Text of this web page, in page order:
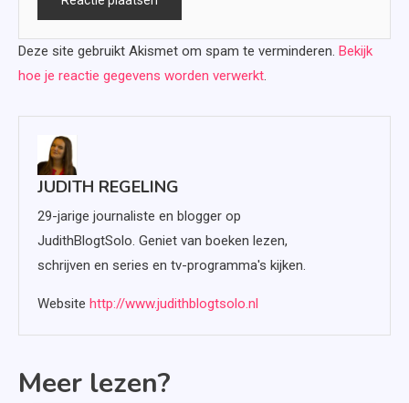
Deze site gebruikt Akismet om spam te verminderen. Bekijk
hoe je reactie gegevens worden verwerkt.
JUDITH REGELING
29-jarige journaliste en blogger op
JudithBlogtSolo. Geniet van boeken lezen,
schrijven en series en tv-programma's kijken.
Website http://www.judithblogtsolo.nl
Meer lezen?